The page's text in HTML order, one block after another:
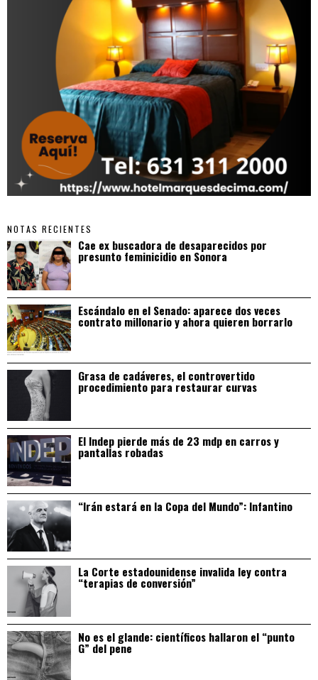
NOTAS RECIENTES
Cae ex buscadora de desaparecidos por
presunto feminicidio en Sonora
Escándalo en el Senado: aparece dos veces
contrato millonario y ahora quieren borrarlo
Grasa de cadáveres, el controvertido
procedimiento para restaurar curvas
El Indep pierde más de 23 mdp en carros y
pantallas robadas
“Irán estará en la Copa del Mundo”: Infantino
La Corte estadounidense invalida ley contra
“terapias de conversión”
No es el glande: científicos hallaron el “punto
G” del pene